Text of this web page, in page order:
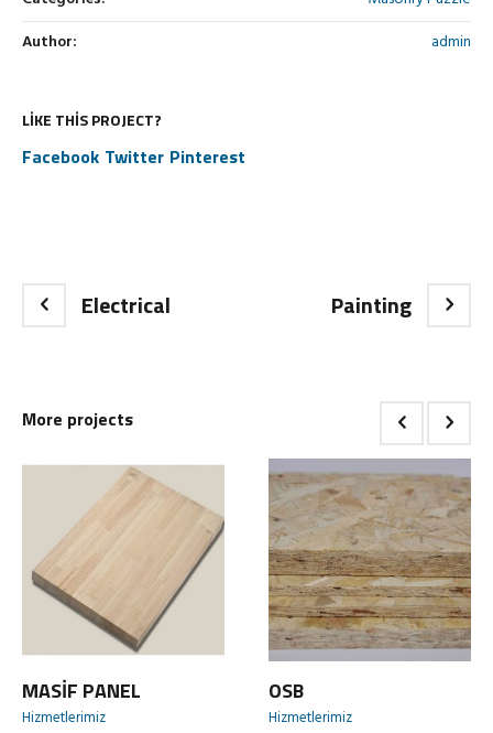
Author:
admin
LIKE THIS PROJECT?
Facebook Twitter Pinterest
Electrical Painting
More projects
MASİF PANEL
Hizmetlerimiz
OSB
Hizmetlerimiz